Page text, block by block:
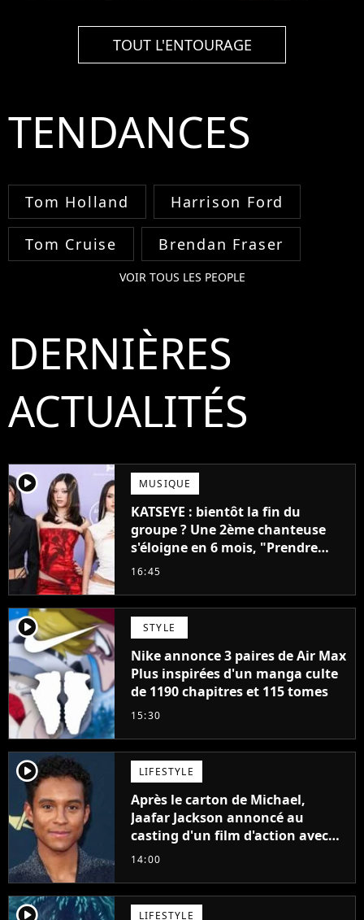
TOUT L'ENTOURAGE
TENDANCES
Tom Holland Harrison Ford
Tom Cruise Brendan Fraser
VOIR TOUS LES PEOPLE
DERNIÈRES
ACTUALITÉS
player2 MUSIQUE
KATSEYE : bientôt la fin du
groupe ? Une 2ème chanteuse
s'éloigne en 6 mois, "Prendre
cette décision n’a pas été facile"
16:45
player2 STYLE
Nike annonce 3 paires de Air Max
Plus inspirées d'un manga culte
de 1190 chapitres et 115 tomes
15:30
player2 LIFESTYLE
Après le carton de Michael,
Jaafar Jackson annoncé au
casting d'un film d'action avec
Will Smith
14:00
player2 LIFESTYLE